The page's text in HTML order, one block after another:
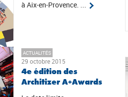
à Aix-en-Provence. ...
ACTUALITÉS
29 octobre 2015
4e édition des
Architizer A+Awards